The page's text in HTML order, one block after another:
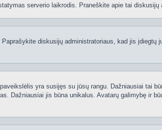
serverio laikrodis. Praneškite apie tai diskusijų
diskusijų administratoriaus, kad jis įdiegtų
yra susijęs su jūsų rangu. Dažniausiai tai
Dažniausiai jis būna unikalus. Avatarų galimybę ir